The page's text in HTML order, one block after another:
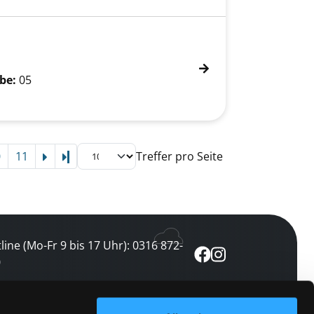
05
11 Letzte Seite Treffer pro Seite
(Mo-Fr 9 bis 17 Uhr): 0316 872-